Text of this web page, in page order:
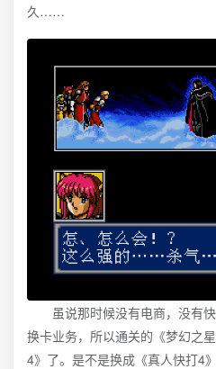
久……
虽说那时候没有电商，没有快
换卡业务，所以通关的《梦幻之
4》了。是不是换成《真人快打4